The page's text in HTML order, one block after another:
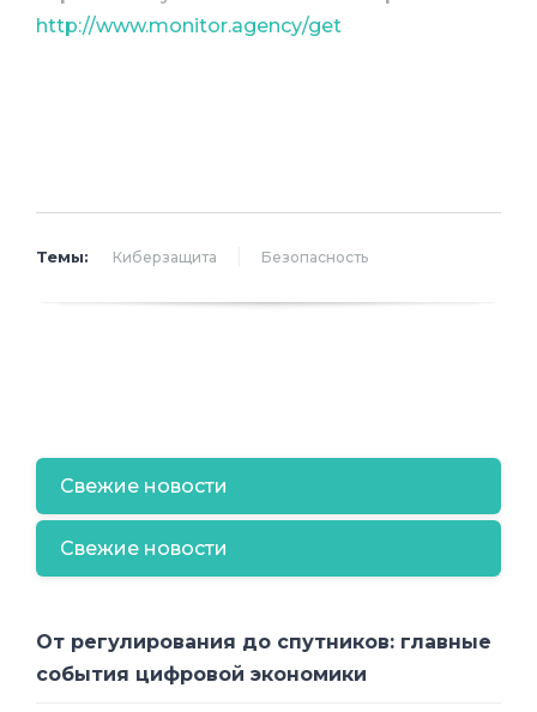
http://www.monitor.agency/get
Темы: Киберзащита Безопасность
Свежие новости
Свежие новости
От регулирования до спутников: главные
события цифровой экономики